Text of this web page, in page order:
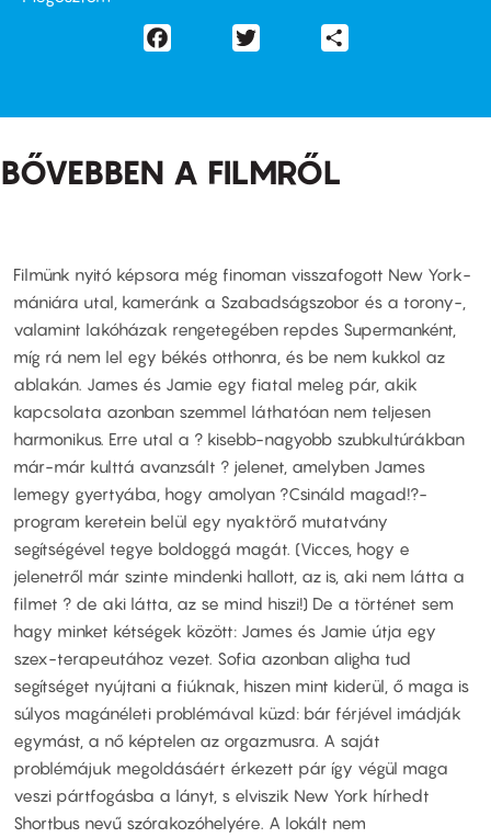
Facebook
BŐVEBBEN A FILMRŐL
Filmünk nyitó képsora még finoman visszafogott New York-
mániára utal, kameránk a Szabadságszobor és a torony-,
valamint lakóházak rengetegében repdes Supermanként,
míg rá nem lel egy békés otthonra, és be nem kukkol az
ablakán. James és Jamie egy fiatal meleg pár, akik
kapcsolata azonban szemmel láthatóan nem teljesen
harmonikus. Erre utal a ? kisebb-nagyobb szubkultúrákban
már-már kulttá avanzsált ? jelenet, amelyben James
lemegy gyertyába, hogy amolyan ?Csináld magad!?-
program keretein belül egy nyaktörő mutatvány
segítségével tegye boldoggá magát. (Vicces, hogy e
jelenetről már szinte mindenki hallott, az is, aki nem látta a
filmet ? de aki látta, az se mind hiszi!) De a történet sem
hagy minket kétségek között: James és Jamie útja egy
szex-terapeutához vezet. Sofia azonban aligha tud
segítséget nyújtani a fiúknak, hiszen mint kiderül, ő maga is
súlyos magánéleti problémával küzd: bár férjével imádják
egymást, a nő képtelen az orgazmusra. A saját
problémájuk megoldásáért érkezett pár így végül maga
veszi pártfogásba a lányt, s elviszik New York hírhedt
Shortbus nevű szórakozóhelyére. A lokált nem